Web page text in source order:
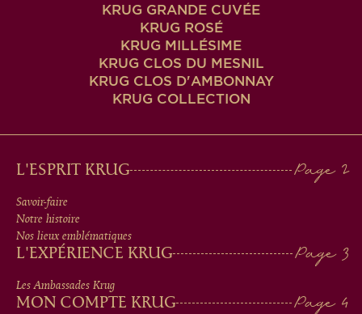
KRUG GRANDE CUVÉE
KRUG ROSÉ
KRUG MILLÉSIME
KRUG CLOS DU MESNIL
KRUG CLOS D'AMBONNAY
KRUG COLLECTION
MAIN
MEN
IN
FOOTER
L'ESPRIT KRUG
Savoir-faire
Notre histoire
Nos lieux emblématiques
L'EXPÉRIENCE KRUG
Les Ambassades Krug
MON COMPTE KRUG